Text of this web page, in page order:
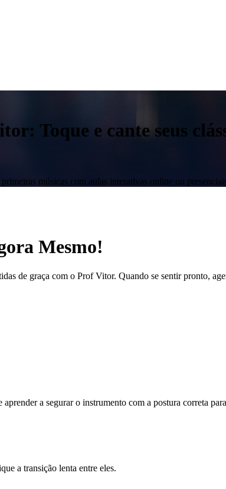
Toque e cante seus
músicas com aulas interativas online ou
Mesmo!
de graça com o Prof Vitor. Quando se sentir pronto,
a segurar o instrumento com a postura correta
a transição lenta entre eles.